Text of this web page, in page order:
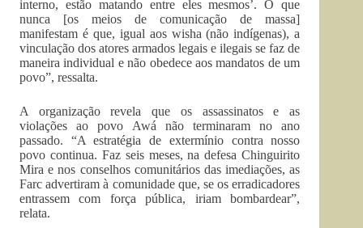
interno, estão matando entre eles mesmos’. O que
nunca [os meios de comunicação de massa]
manifestam é que, igual aos wisha (não indígenas), a
vinculação dos atores armados legais e ilegais se faz de
maneira individual e não obedece aos mandatos de um
povo”, ressalta.
A organização revela que os assassinatos e as
violações ao povo Awá não terminaram no ano
passado. “A estratégia de extermínio contra nosso
povo continua. Faz seis meses, na defesa Chinguirito
Mira e nos conselhos comunitários das imediações, as
Farc advertiram à comunidade que, se os erradicadores
entrassem com força pública, iriam bombardear”,
relata.